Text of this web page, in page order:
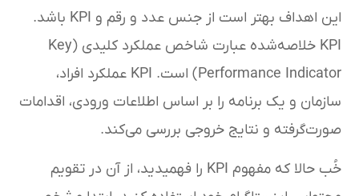
این اهداف بهتر است از جنس عدد و رقم و KPI باشد.
KPI خلاصه‌شده عبارت شاخص عملکرد کلیدی (Key
Performance Indicator) است. KPI عملکرد افراد،
سازمان و یک برنامه را بر اساس اطلاعات ورودی، اقدامات
صورت‌گرفته و نتایج خروجی بررسی می‌کند.
خُب حالا که مفهوم KPI را فهمیدید، از آن در تقویم